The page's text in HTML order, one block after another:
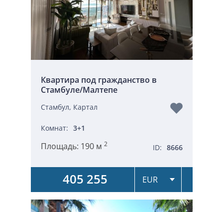
Квартира под гражданство в
Стамбуле/Малтепе
Стамбул, Картал
Комнат: 3+1
Площадь: 190 м 2 ID: 8666
405 255